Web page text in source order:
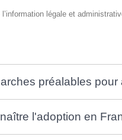
légale et
préalables
l'adoption en